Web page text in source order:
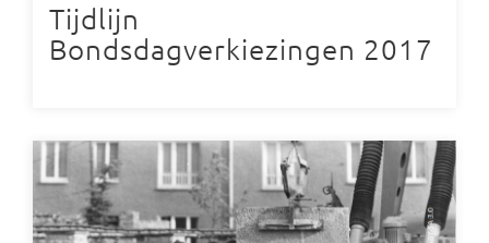
Tijdlijn
Bondsdagverkiezingen 2017